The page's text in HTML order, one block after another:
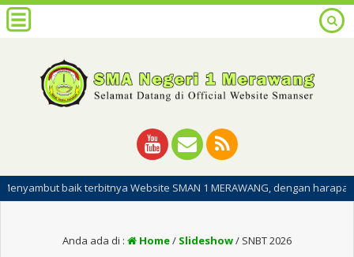
baik terbitnya Website SMAN 1 MERAWANG, dengan harapan
Anda ada di : Home/ Slideshow/ SNBT 2026